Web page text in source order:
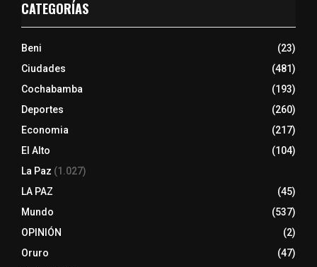
CATEGORÍAS
Beni
(23)
Ciudades
(481)
Cochabamba
(193)
Deportes
(260)
Economia
(217)
El Alto
(104)
La Paz (1.027)
LA PAZ
(45)
Mundo
(537)
OPINIÓN
(2)
Oruro
(47)